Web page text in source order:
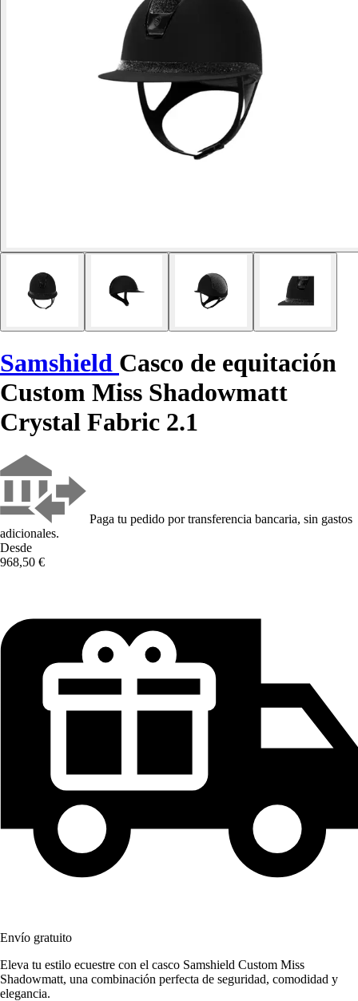
Samshield Casco de equitación
Custom Miss Shadowmatt
Crystal Fabric 2.1
Paga tu pedido por transferencia bancaria, sin gastos
adicionales.
Desde
968,50 €
Envío gratuito
Eleva tu estilo ecuestre con el casco Samshield Custom Miss
Shadowmatt, una combinación perfecta de seguridad, comodidad y
elegancia.